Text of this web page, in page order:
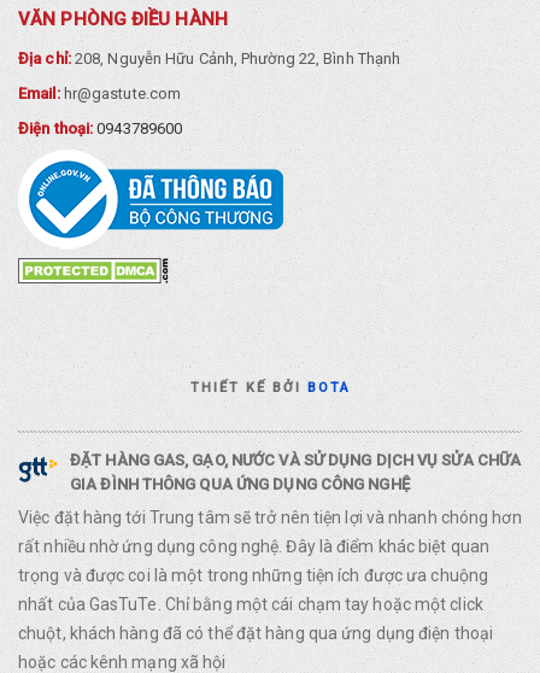
VĂN PHÒNG ĐIỀU HÀNH
Địa chỉ:208, Nguyễn Hữu Cảnh, Phường 22, Bình Thạnh
Email: hr@gastute.com
Điện thoại:0943789600
THIẾT KẾ BỞIBOTA
ĐẶT HÀNG GAS, GẠO, NƯỚC VÀ SỬ DỤNG DỊCH VỤ SỬA CHỮA
GIA ĐÌNH THÔNG QUA ỨNG DỤNG CÔNG NGHỆ
Việc đặt hàng tới Trung tâm sẽ trở nên tiện lợi và nhanh chóng hơn
rất nhiều nhờ ứng dụng công nghệ. Đây là điểm khác biệt quan
trọng và được coi là một trong những tiện ích được ưa chuộng
nhất của GasTuTe. Chỉ bằng một cái chạm tay hoặc một click
chuột, khách hàng đã có thể đặt hàng qua ứng dụng điện thoại
hoặc các kênh mạng xã hội